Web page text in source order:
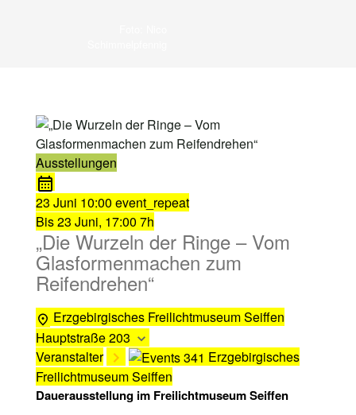
Ausstellungen
23 Juni 10:00 event_repeat
Bis23 Juni, 17:00 7h
„Die Wurzeln der Ringe – Vom
Glasformenmachen zum
Reifendrehen“
Erzgebirgisches Freilichtmuseum Seiffen
Hauptstraße 203
Veranstalter
Erzgebirgisches
Freilichtmuseum Seiffen
Dauerausstellung im Freilichtmuseum Seiffen